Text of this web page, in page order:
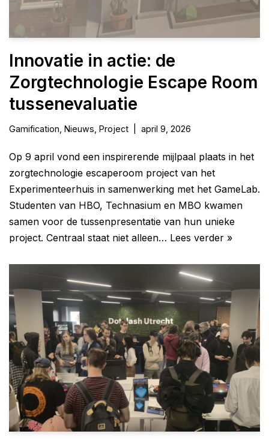
Innovatie in actie: de
Zorgtechnologie Escape Room
tussenevaluatie
Gamification Nieuws Project april 9, 2026
Op 9 april vond een inspirerende mijlpaal plaats in het
zorgtechnologie escaperoom project van het
Experimenteerhuis in samenwerking met het GameLab.
Studenten van HBO, Technasium en MBO kwamen
samen voor de tussenpresentatie van hun unieke
project. Centraal staat niet alleen… Lees verder »